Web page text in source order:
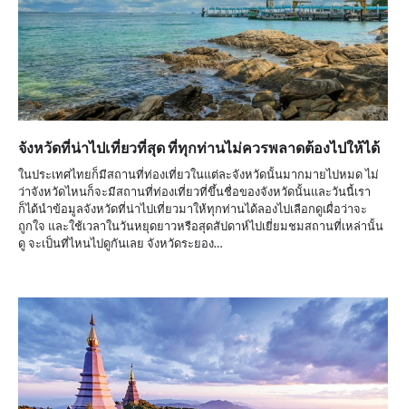
จังหวัดที่น่าไปเที่ยวที่สุด ที่ทุกท่านไม่ควรพลาดต้องไปให้ได้
ในประเทศไทยก็มีสถานที่ท่องเที่ยวในแต่ละจังหวัดนั้นมากมายไปหมด ไม่
ว่าจังหวัดไหนก็จะมีสถานที่ท่องเที่ยวที่ขึ้นชื่อของจังหวัดนั้นและวันนี้เรา
ก็ได้นำข้อมูลจังหวัดที่น่าไปเที่ยวมาให้ทุกท่านได้ลองไปเลือกดูเผื่อว่าจะ
ถูกใจ และใช้เวลาในวันหยุดยาวหรือสุดสัปดาห์ไปเยี่ยมชมสถานที่เหล่านั้น
ดู จะเป็นที่ไหนไปดูกันเลย จังหวัดระยอง…